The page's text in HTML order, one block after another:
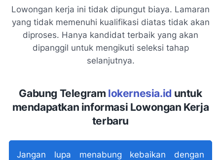
Lowongan kerja ini tidak dipungut biaya. Lamaran
yang tidak memenuhi kualifikasi diatas tidak akan
diproses. Hanya kandidat terbaik yang akan
dipanggil untuk mengikuti seleksi tahap
selanjutnya.
Gabung Telegram lokernesia.id untuk
mendapatkan informasi Lowongan Kerja
terbaru
Jangan lupa menabung kebaikan dengan